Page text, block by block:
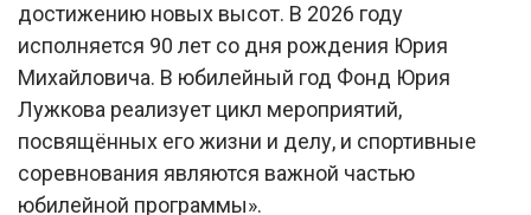
достижению новых высот. В 2026 году
исполняется 90 лет со дня рождения Юрия
Михайловича. В юбилейный год Фонд Юрия
Лужкова реализует цикл мероприятий,
посвящённых его жизни и делу, и спортивные
соревнования являются важной частью
юбилейной программы».